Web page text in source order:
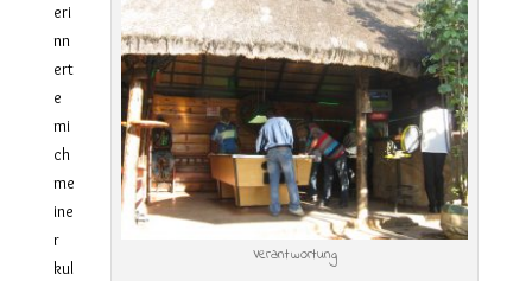
Verantwortung
eri
nn
ert
e
mi
ch
me
ine
r
kul